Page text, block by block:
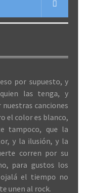
por supuesto, y
las tenga, y
canciones
el color es blanco,
tampoco, que la
y la ilusión, y la
corren por su
para gustos los
el tiempo no
unen al rock.